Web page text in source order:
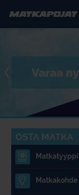
Varaa
Matkatyyppi
Matkakohde